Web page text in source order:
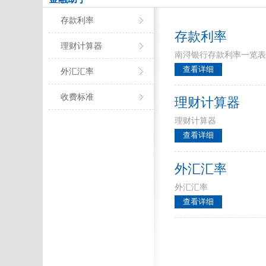
存款利率
理财计算器
外汇汇率
收费标准
存款利率
南浔银行存款利率一览表
查看详细
理财计算器
理财计算器
查看详细
外汇汇率
外汇汇率
查看详细